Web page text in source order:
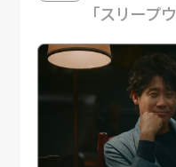
「スリープ